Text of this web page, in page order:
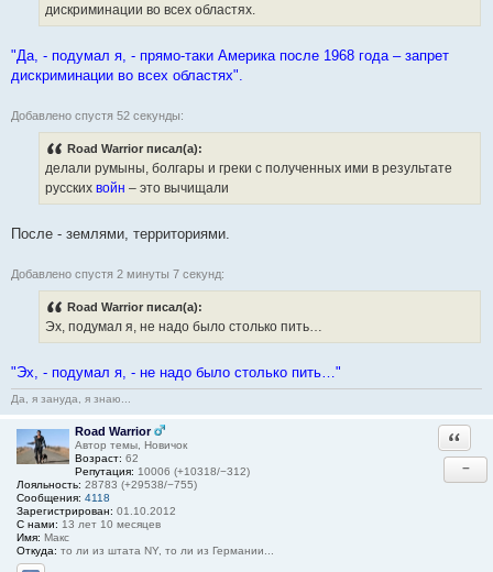
дискриминации во всех областях.
"Да, - подумал я, - прямо-таки Америка после 1968 года – запрет
дискриминации во всех областях".
Добавлено спустя 52 секунды:
Road Warrior писал(а):
делали румыны, болгары и греки с полученных ими в результате
русских войн – это вычищали
После - землями, территориями.
Добавлено спустя 2 минуты 7 секунд:
Road Warrior писал(а):
Эх, подумал я, не надо было столько пить…
"Эх, - подумал я, - не надо было столько пить…"
Да, я зануда, я знаю...
Road Warrior
Автор темы, Новичок
Возраст: 62
Репутация: 10006 (+10318/−312)
Лояльность: 28783 (+29538/−755)
Сообщения: 4118
Зарегистрирован: 01.10.2012
С нами: 13 лет 10 месяцев
Имя: Макс
Откуда: то ли из штата NY, то ли из Германии...
−